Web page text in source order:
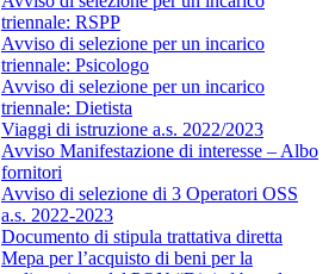
triennale: RSPP
Avviso di selezione per un incarico
triennale: Psicologo
Avviso di selezione per un incarico
triennale: Dietista
Viaggi di istruzione a.s. 2022/2023
Avviso Manifestazione di interesse – Albo
fornitori
Avviso di selezione di 3 Operatori OSS
a.s. 2022-2023
Documento di stipula trattativa diretta
Mepa per l’acquisto di beni per la